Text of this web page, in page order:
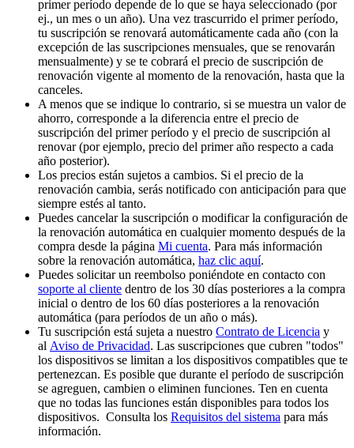
primer período depende de lo que se haya seleccionado (por
ej., un mes o un año). Una vez trascurrido el primer período,
tu suscripción se renovará automáticamente cada año (con la
excepción de las suscripciones mensuales, que se renovarán
mensualmente) y se te cobrará el precio de suscripción de
renovación vigente al momento de la renovación, hasta que la
canceles.
A menos que se indique lo contrario, si se muestra un valor de
ahorro, corresponde a la diferencia entre el precio de
suscripción del primer período y el precio de suscripción al
renovar (por ejemplo, precio del primer año respecto a cada
año posterior).
Los precios están sujetos a cambios. Si el precio de la
renovación cambia, serás notificado con anticipación para que
siempre estés al tanto.
Puedes cancelar la suscripción o modificar la configuración de
la renovación automática en cualquier momento después de la
compra desde la página Mi cuenta. Para más información
sobre la renovación automática, haz clic aquí.
Puedes solicitar un reembolso poniéndote en contacto con
soporte al cliente dentro de los 30 días posteriores a la compra
inicial o dentro de los 60 días posteriores a la renovación
automática (para períodos de un año o más).
Tu suscripción está sujeta a nuestro Contrato de Licencia y
al Aviso de Privacidad. Las suscripciones que cubren "todos"
los dispositivos se limitan a los dispositivos compatibles que te
pertenezcan. Es posible que durante el período de suscripción
se agreguen, cambien o eliminen funciones. Ten en cuenta
que no todas las funciones están disponibles para todos los
dispositivos. Consulta los Requisitos del sistema para más
información.